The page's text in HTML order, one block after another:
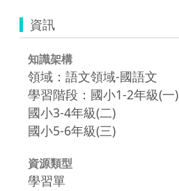
資訊
知識架構
領域：語文領域-國語文
學習階段：國小1-2年級(一)
國小3-4年級(二)
國小5-6年級(三)
資源類型
學習單